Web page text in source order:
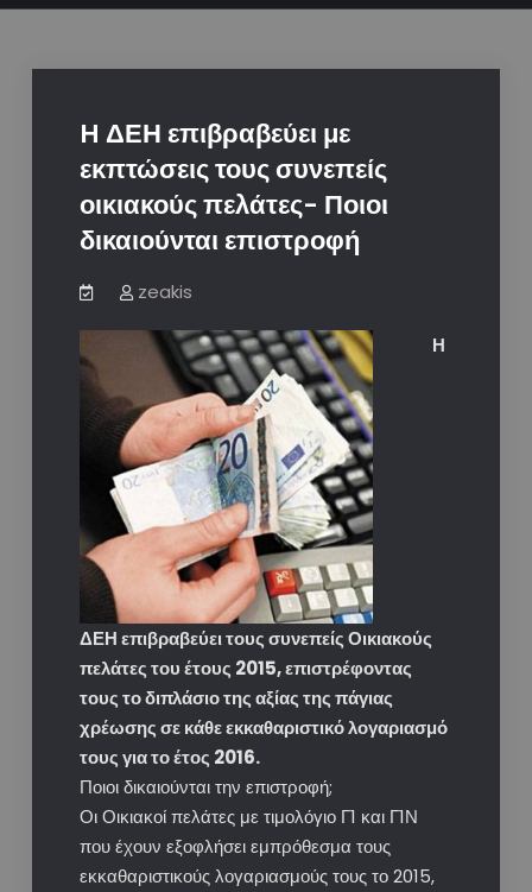
H ΔΕΗ επιβραβεύει με
εκπτώσεις τους συνεπείς
οικιακούς πελάτες- Ποιοι
δικαιούνται επιστροφή
zeakis
Η
ΔΕΗ επιβραβεύει τους συνεπείς Οικιακούς
πελάτες του έτους 2015, επιστρέφοντας
τους το διπλάσιο της αξίας της πάγιας
χρέωσης σε κάθε εκκαθαριστικό λογαριασμό
τους για το έτος 2016.
Ποιοι δικαιούνται την επιστροφή;
Οι Οικιακοί πελάτες με τιμολόγιο Γ1 και Γ1Ν
που έχουν εξοφλήσει εμπρόθεσμα τους
εκκαθαριστικούς λογαριασμούς τους το 2015,